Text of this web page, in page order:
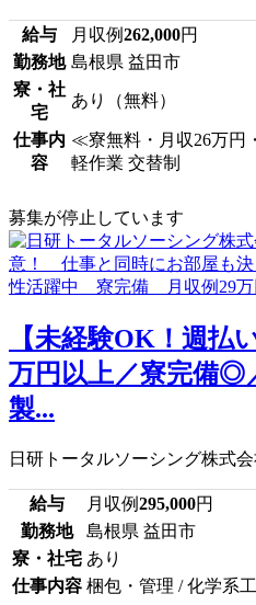
給与 月収例262,000円
勤務地 島根県 益田市
寮・社
宅
あり（無料）
仕事内
容
≪寮無料・月収26万円
軽作業 交替制
募集が停止しています
【未経験OK！週払
万円以上／寮完備◎
製...
日研トータルソーシング株式
給与 月収例295,000円
勤務地
島根県 益田市
寮・社宅 あり
仕事内容 梱包・管理 / 化学系